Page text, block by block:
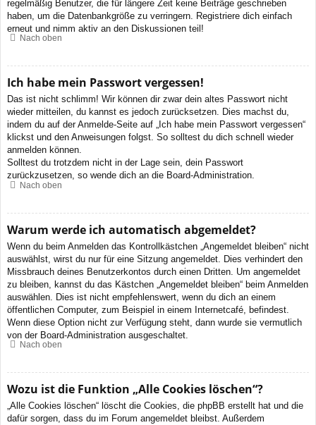
regelmäßig Benutzer, die für längere Zeit keine Beiträge geschrieben
haben, um die Datenbankgröße zu verringern. Registriere dich einfach
erneut und nimm aktiv an den Diskussionen teil!
Nach oben
Ich habe mein Passwort vergessen!
Das ist nicht schlimm! Wir können dir zwar dein altes Passwort nicht
wieder mitteilen, du kannst es jedoch zurücksetzen. Dies machst du,
indem du auf der Anmelde-Seite auf „Ich habe mein Passwort vergessen“
klickst und den Anweisungen folgst. So solltest du dich schnell wieder
anmelden können.
Solltest du trotzdem nicht in der Lage sein, dein Passwort
zurückzusetzen, so wende dich an die Board-Administration.
Nach oben
Warum werde ich automatisch abgemeldet?
Wenn du beim Anmelden das Kontrollkästchen „Angemeldet bleiben“ nicht
auswählst, wirst du nur für eine Sitzung angemeldet. Dies verhindert den
Missbrauch deines Benutzerkontos durch einen Dritten. Um angemeldet
zu bleiben, kannst du das Kästchen „Angemeldet bleiben“ beim Anmelden
auswählen. Dies ist nicht empfehlenswert, wenn du dich an einem
öffentlichen Computer, zum Beispiel in einem Internetcafé, befindest.
Wenn diese Option nicht zur Verfügung steht, dann wurde sie vermutlich
von der Board-Administration ausgeschaltet.
Nach oben
Wozu ist die Funktion „Alle Cookies löschen“?
„Alle Cookies löschen“ löscht die Cookies, die phpBB erstellt hat und die
dafür sorgen, dass du im Forum angemeldet bleibst. Außerdem